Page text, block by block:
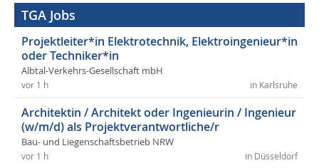
TGA Jobs
Projektleiter*in Elektrotechnik, Elektroingenieur*in
oder Techniker*in
Albtal-Verkehrs-Gesellschaft mbH
in Karlsruhe
vor 1 h
Architektin / Architekt oder Ingenieurin / Ingenieur
(w/m/d) als Projektverantwortliche/r
Bau- und Liegenschaftsbetrieb NRW
in Düsseldorf
vor 1 h